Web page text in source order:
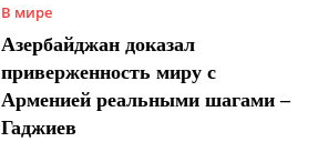
В мире
Азербайджан доказал
приверженность миру с
Арменией реальными шагами –
Гаджиев